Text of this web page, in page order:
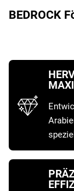
BEDROCK
die